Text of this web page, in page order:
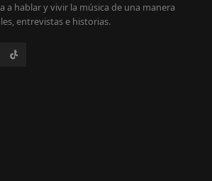
a hablar y vivir la música de una manera
entrevistas e historias.